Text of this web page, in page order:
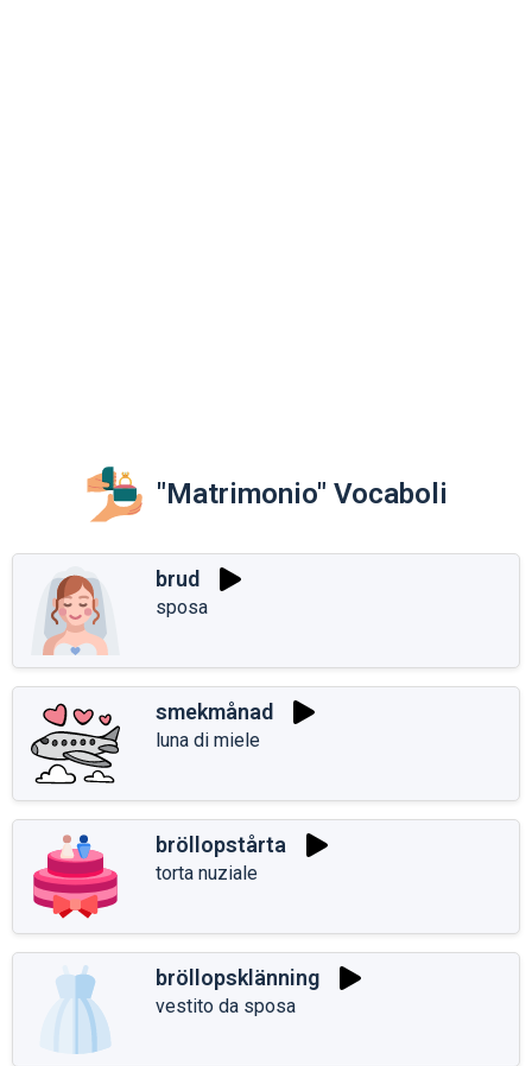
"Matrimonio" Vocaboli
brud
sposa
smekmånad
luna di miele
bröllopstårta
torta nuziale
bröllopsklänning
vestito da sposa